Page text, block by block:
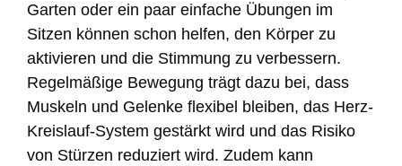
Garten oder ein paar einfache Übungen im
Sitzen können schon helfen, den Körper zu
aktivieren und die Stimmung zu verbessern.
Regelmäßige Bewegung trägt dazu bei, dass
Muskeln und Gelenke flexibel bleiben, das Herz-
Kreislauf-System gestärkt wird und das Risiko
von Stürzen reduziert wird. Zudem kann